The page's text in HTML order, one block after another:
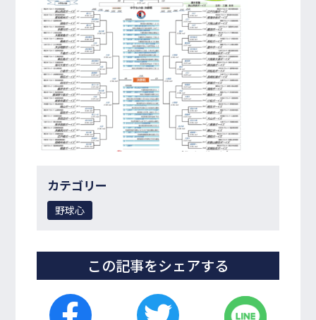
カテゴリー
野球心
この記事をシェアする